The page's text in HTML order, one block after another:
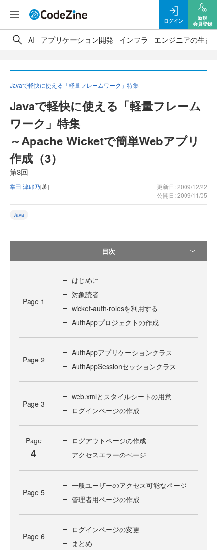
ログイン
新規
会員登録
AI アプリケーション開発 インフラ エンジニアの生き
Javaで軽快に使える「軽量フレームワーク」特集
Javaで軽快に使える「軽量フレーム
ワーク」特集
～Apache Wicketで簡単Webアプリ
作成（3）
第3回
掌田 津耶乃[著]
更新日: 2009/12/22
公開日: 2009/11/05
Java
目次
Page 1
はじめに
対象読者
wicket-auth-rolesを利用する
AuthAppプロジェクトの作成
Page 2
AuthAppアプリケーションクラス
AuthAppSessionセッションクラス
Page 3
web.xmlとスタイルシートの用意
ログインページの作成
Page
4
ログアウトページの作成
アクセスエラーのページ
Page 5
一般ユーザーのアクセス可能なページ
管理者用ページの作成
Page 6
ログインページの変更
まとめ